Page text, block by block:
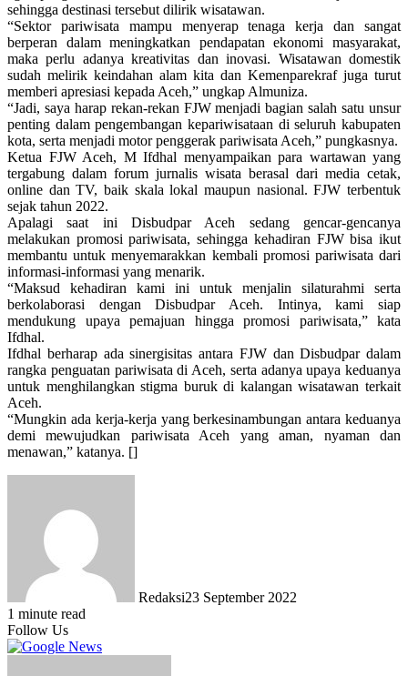
sehingga destinasi tersebut dilirik wisatawan.
“Sektor pariwisata mampu menyerap tenaga kerja dan sangat
berperan dalam meningkatkan pendapatan ekonomi masyarakat,
maka perlu adanya kreativitas dan inovasi. Wisatawan domestik
sudah melirik keindahan alam kita dan Kemenparekraf juga turut
memberi apresiasi kepada Aceh,” ungkap Almuniza.
“Jadi, saya harap rekan-rekan FJW menjadi bagian salah satu unsur
penting dalam pengembangan kepariwisataan di seluruh kabupaten
kota, serta menjadi motor penggerak pariwisata Aceh,” pungkasnya.
Ketua FJW Aceh, M Ifdhal menyampaikan para wartawan yang
tergabung dalam forum jurnalis wisata berasal dari media cetak,
online dan TV, baik skala lokal maupun nasional. FJW terbentuk
sejak tahun 2022.
Apalagi saat ini Disbudpar Aceh sedang gencar-gencanya
melakukan promosi pariwisata, sehingga kehadiran FJW bisa ikut
membantu untuk menyemarakkan kembali promosi pariwisata dari
informasi-informasi yang menarik.
“Maksud kehadiran kami ini untuk menjalin silaturahmi serta
berkolaborasi dengan Disbudpar Aceh. Intinya, kami siap
mendukung upaya pemajuan hingga promosi pariwisata,” kata
Ifdhal.
Ifdhal berharap ada sinergisitas antara FJW dan Disbudpar dalam
rangka penguatan pariwisata di Aceh, serta adanya upaya keduanya
untuk menghilangkan stigma buruk di kalangan wisatawan terkait
Aceh.
“Mungkin ada kerja-kerja yang berkesinambungan antara keduanya
demi mewujudkan pariwisata Aceh yang aman, nyaman dan
menawan,” katanya. []
Redaksi23 September 2022
1 minute read
Follow Us